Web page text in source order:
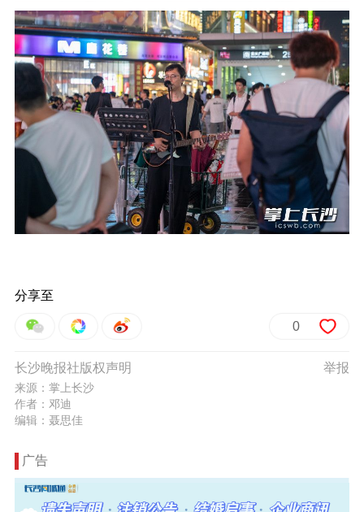
分享至
0
举报
长沙晚报社版权声明
来源：掌上长沙
作者：邓迪
编辑：聂思佳
广告